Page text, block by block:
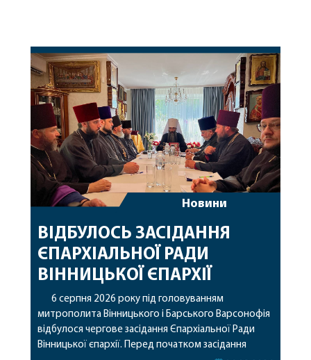
Новини
ВІДБУЛОСЬ ЗАСІДАННЯ
ЄПАРХІАЛЬНОЇ РАДИ
ВІННИЦЬКОЇ ЄПАРХІЇ
6 серпня 2026 року під головуванням
митрополита Вінницького і Барського Варсонофія
відбулося чергове засідання Єпархіальної Ради
Вінницької єпархії. Перед початком засідання